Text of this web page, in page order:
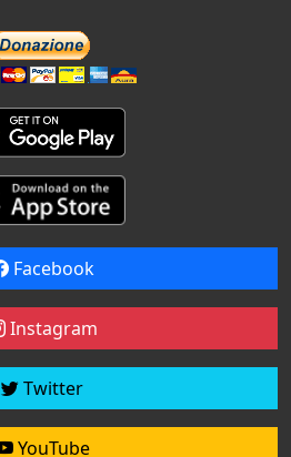
Facebook
Instagram
Twitter
YouTube